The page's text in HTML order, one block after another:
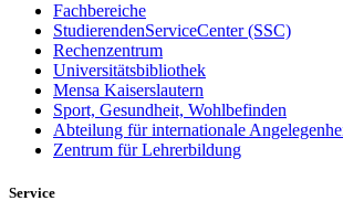
Fachbereiche
StudierendenServiceCenter (SSC)
Rechenzentrum
Universitätsbibliothek
Mensa Kaiserslautern
Sport, Gesundheit, Wohlbefinden
Abteilung für internationale
Zentrum für Lehrerbildung
Service